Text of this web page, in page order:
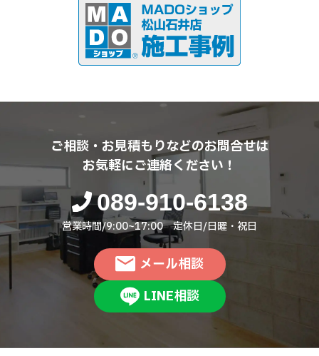
ご相談・お見積もりなどのお問合せは
お気軽にご連絡ください！
089-910-6138
営業時間/9:00~17:00 定休日/日曜・祝日
メール相談
LINE相談